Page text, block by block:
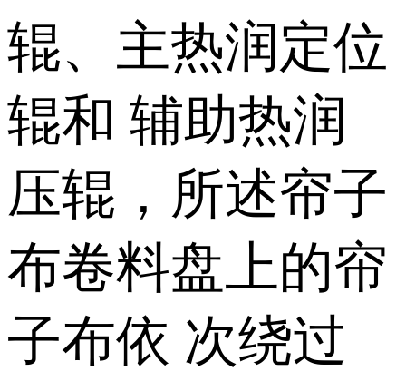
辊、主热润定位
辊和 辅助热润
压辊，所述帘子
布卷料盘上的帘
子布依 次绕过